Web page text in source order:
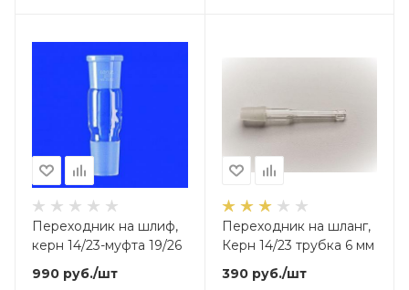
Переходник на шлиф,
керн 14/23-муфта 19/26
990 руб./шт
Переходник на шланг,
Керн 14/23 трубка 6 мм
390руб./шт